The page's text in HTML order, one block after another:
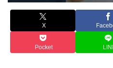
X
Pocket